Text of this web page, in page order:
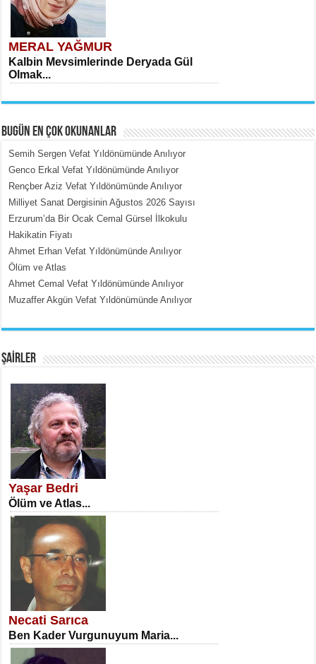
MERAL YAĞMUR
Kalbin Mevsimlerinde Deryada Gül
Olmak...
MEHMET ÇOBAN
İçerdeki Put Dışardaki Maskeler...
SATILMIŞ ÜMİT ÇETİNKAYA
Erkenlik...
NECLA DİLEK ARSLAN
Öğretmenler Günü Mahkemesi...
BUGÜN EN ÇOK OKUNANLAR
Semih Sergen Vefat Yıldönümünde Anılıyor
Genco Erkal Vefat Yıldönümünde Anılıyor
Rençber Aziz Vefat Yıldönümünde Anılıyor
Milliyet Sanat Dergisinin Ağustos 2026 Sayısı
Erzurum’da Bir Ocak Cemal Gürsel İlkokulu
Hakikatin Fiyatı
Ahmet Erhan Vefat Yıldönümünde Anılıyor
Ölüm ve Atlas
Ahmet Cemal Vefat Yıldönümünde Anılıyor
Muzaffer Akgün Vefat Yıldönümünde Anılıyor
ŞAİRLER
Yaşar Bedri
Ölüm ve Atlas...
Necati Sarıca
Ben Kader Vurgunuyum Maria...